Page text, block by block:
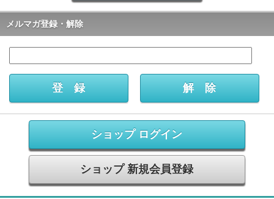
メルマガ登録・解除
ショップ ログイン
ショップ 新規会員登録